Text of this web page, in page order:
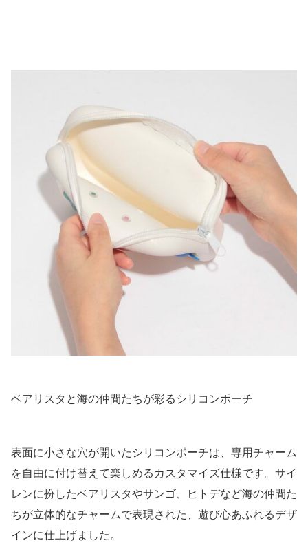
ベアリスタと海の仲間たちが彩るシリコンポーチ
表面に小さな穴が開いたシリコンポーチは、専用チャーム
を自由に付け替えて楽しめるカスタマイズ仕様です。サイ
レンに扮したベアリスタやサンゴ、ヒトデなど海の仲間た
ちが立体的なチャームで表現された、遊び心あふれるデザ
インに仕上げました。